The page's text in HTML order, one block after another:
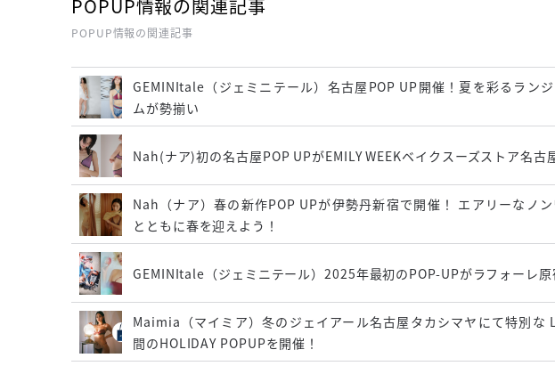
POPUP情報の関連記事
POPUP情報の関連記事
GEMINItale（ジェミニテール）名古屋POP UP開催！夏を彩るラン
ムが勢揃い
Nah(ナア)初の名古屋POP UPがEMILY WEEKベイクスーズストア名古
Nah（ナア）春の新作POP UPが伊勢丹新宿で開催！ エアリーなノ
とともに春を迎えよう！
GEMINItale（ジェミニテール）2025年最初のPOP-UPがラフォーレ原
Maimia（マイミア）冬のジェイアール名古屋タカシマヤにて特別な
間のHOLIDAY POPUPを開催！